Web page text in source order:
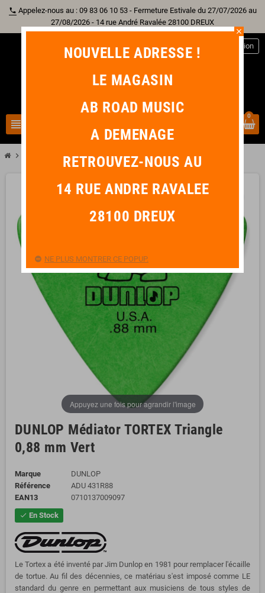
phone Appelez-nous au : 09 83 06 10 53 - Fermeture Estivale du 27/07/2026 au
27/08/2026 - 14 rue André Ravalée 28100 DREUX
view_headline
Connexion
0
chevron_right DUNLOP Médiator TORTEX Triangle 0,88 mm Vert
Appuyez une fois pour agrandir l'image
DUNLOP Médiator TORTEX Triangle
0,88 mm Vert
Marque
DUNLOP
Référence
ADU 431R88
EAN13
0710137009097
check En Stock
Le Tortex a été inventé par Jim Dunlop en 1981 pour remplacer l'écaille
de tortue. Au fil des décennies, ce matériau s'est imposé comme LE
standard du genre en permettant aux musiciens de tous styles de
close
NOUVELLE ADRESSE !
LE MAGASIN
AB ROAD MUSIC
A DEMENAGE
RETROUVEZ-NOUS AU
14 RUE ANDRE RAVALEE
28100 DREUX
NE PLUS MONTRER CE POPUP.